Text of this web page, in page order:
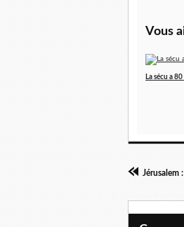
Vous
La sécu a 80
Jérusalem